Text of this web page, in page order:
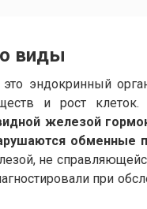
виды
эндокринный
и рост клеток.
железой
обменные
не
при